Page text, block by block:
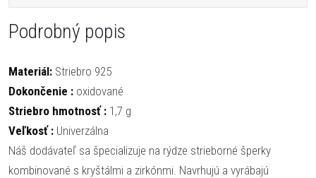
Podrobný popis
Materiál: Striebro 925
Dokončenie : oxidované
Striebro hmotnosť : 1,7 g
Veľkosť : Univerzálna
Náš dodávateľ sa špecializuje na rýdze strieborné šperky
kombinované s kryštálmi a zirkónmi. Navrhujú a vyrábajú